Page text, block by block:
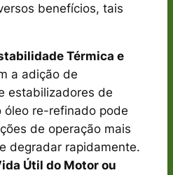
benefícios, tais
Térmica e
a adição de
estabilizadores de
óleo re-refinado pode
de operação mais
degradar rapidamente.
Útil do Motor ou